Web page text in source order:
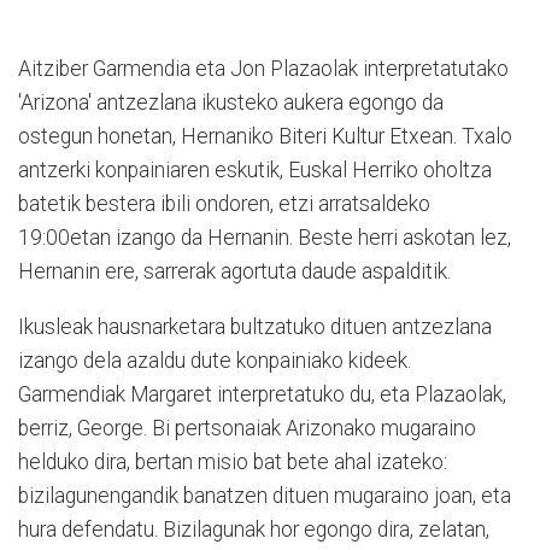
Aitziber Garmendia eta Jon Plazaolak interpretatutako
'Arizona' antzezlana ikusteko aukera egongo da
ostegun honetan, Hernaniko Biteri Kultur Etxean. Txalo
antzerki konpainiaren eskutik, Euskal Herriko oholtza
batetik bestera ibili ondoren, etzi arratsaldeko
19:00etan izango da Hernanin. Beste herri askotan lez,
Hernanin ere, sarrerak agortuta daude aspalditik.
Ikusleak hausnarketara bultzatuko dituen antzezlana
izango dela azaldu dute konpainiako kideek.
Garmendiak Margaret interpretatuko du, eta Plazaolak,
berriz, George. Bi pertsonaiak Arizonako mugaraino
helduko dira, bertan misio bat bete ahal izateko:
bizilagunengandik banatzen dituen mugaraino joan, eta
hura defendatu. Bizilagunak hor egongo dira, zelatan,